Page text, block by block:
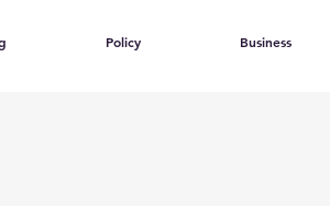
Policy Business